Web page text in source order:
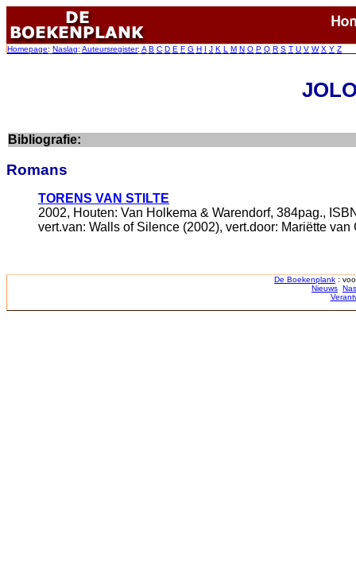
Homepage: Naslag: Auteursregister: A B C D E F G H I J K L M N O P Q R S T U V W X Y Z
Bibliografie:
Romans
TORENS VAN STILTE
2002, Houten: Van Holkema & Warendorf, 384pag.,
vert.van: Walls of Silence (2002), vert.door: Mariëtte
De Boekenplank :
Nieuws